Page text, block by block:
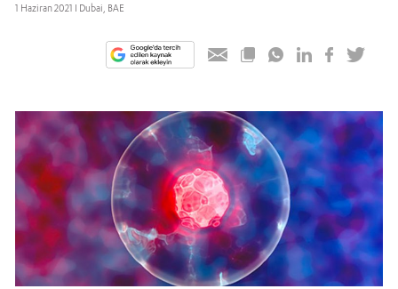
1 Haziran 2021 I Dubai, BAE